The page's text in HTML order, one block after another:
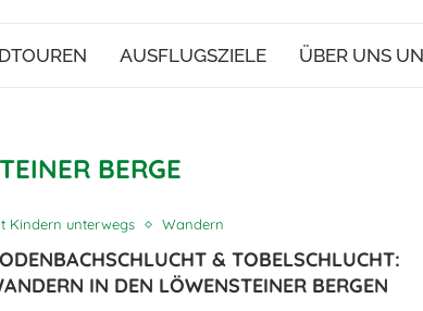
AUSFLUGSZIELE ÜBER UNS
BERGE
Kindern unterwegs Wandern
& TOBELSCHLUCHT:
IN DEN LÖWENSTEINER BERGEN